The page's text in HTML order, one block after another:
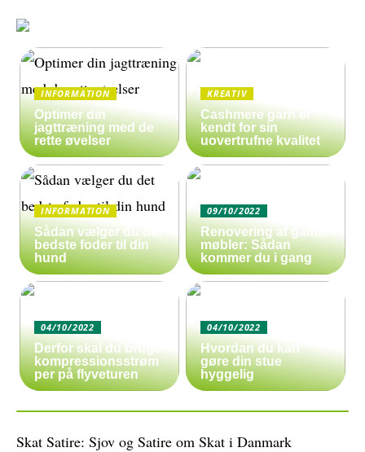
INFORMATION
Optimer din
jagttræning med de
rette øvelser
KREATIV
Cashmere garn er
kendt for sin
uovertrufne kvalitet
INFORMATION
Sådan vælger du det
bedste foder til din
hund
09/10/2022
Renovering af gamle
møbler: Sådan
kommer du i gang
04/10/2022
Derfor skal du bruge
kompressionsstrøm
per på flyveturen
04/10/2022
Hvordan du kan
gøre din stue
hyggelig
Skat Satire: Sjov og Satire om Skat i Danmark